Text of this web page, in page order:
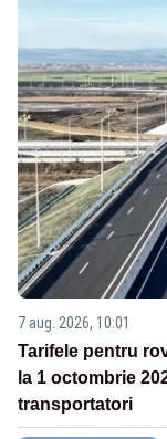
7 aug. 2026, 10:01
Tarifele pentru
la 1 octombrie
transportatori